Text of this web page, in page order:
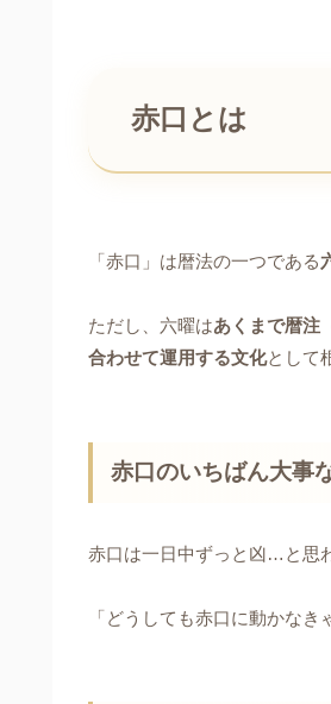
赤口とは
「赤口」は暦法の一つである
ただし、六曜はあくまで暦注
合わせて運用する文化として
赤口のいちばん大事
赤口は一日中ずっと凶…と思
「どうしても赤口に動かなき